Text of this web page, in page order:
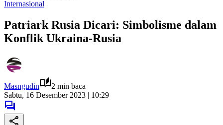
Internasional
Patriark Rusia Dicari: Simbolisme dalam
Konflik Ukraina-Rusia
Masngudin
2 min baca
Sabtu, 16 Desember 2023 | 10:29